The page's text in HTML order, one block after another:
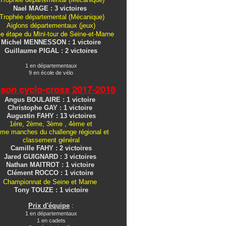
Nael MAGE : 3 victoires
Trophée départemental (Mécanique)
Aiglons départementaux (jeux)
étape du Mini-tour de Seine-et-Marne
Michel MENNESSON : 1 victoire
Guillaume PIGAL : 2 victoires
1 en départementaux
9 en école de vélo
cyclo-cross2017-2018
Angus BOULAIRE : 1 victoire
Christophe GAY : 1 victoire
Augustin FAHY : 13 victoires
1ére, 2ème, 3ème , 4ème et
manches du challenge régional et
classement général
Camille FAHY : 2 victoires
Jared GUIGNARD : 3 victoires
Nathan MAITROT : 1 victoire
Clément ROCCO : 1 victoire
Championnat de Seine et Marne
Tony TOUZE : 1 victoire
Prix d'équipe :
1 en départementaux
1 en cadets